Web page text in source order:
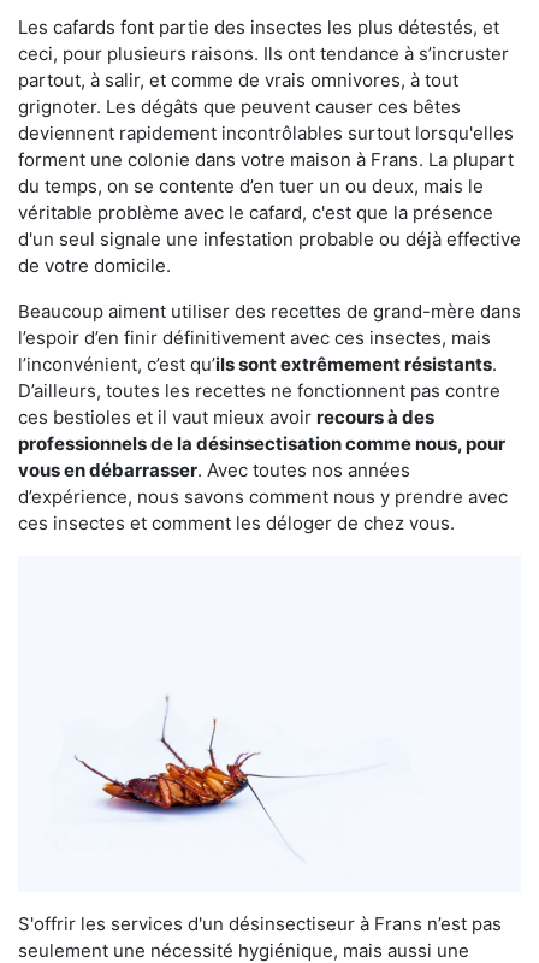
Les cafards font partie des insectes les plus détestés, et
ceci, pour plusieurs raisons. Ils ont tendance à s’incruster
partout, à salir, et comme de vrais omnivores, à tout
grignoter. Les dégâts que peuvent causer ces bêtes
deviennent rapidement incontrôlables surtout lorsqu'elles
forment une colonie dans votre maison à Frans. La plupart
du temps, on se contente d’en tuer un ou deux, mais le
véritable problème avec le cafard, c'est que la présence
d'un seul signale une infestation probable ou déjà effective
de votre domicile.
Beaucoup aiment utiliser des recettes de grand-mère dans
l’espoir d’en finir définitivement avec ces insectes, mais
l’inconvénient, c’est qu’ils sont extrêmement résistants.
D’ailleurs, toutes les recettes ne fonctionnent pas contre
ces bestioles et il vaut mieux avoir recours à des
professionnels de la désinsectisation comme nous, pour
vous en débarrasser. Avec toutes nos années
d’expérience, nous savons comment nous y prendre avec
ces insectes et comment les déloger de chez vous.
S'offrir les services d'un désinsectiseur à Frans n’est pas
seulement une nécessité hygiénique, mais aussi une